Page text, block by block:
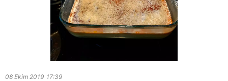
08 Ekim 2019 17:39